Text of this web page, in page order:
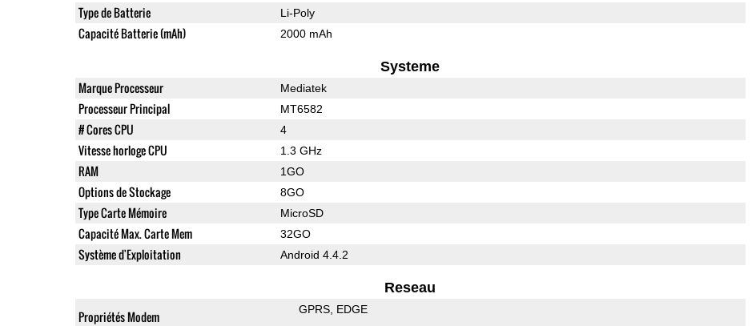
Type de Batterie Li-Poly
Capacité Batterie (mAh) 2000 mAh
Systeme
Marque Processeur Mediatek
Processeur Principal MT6582
# Cores CPU 4
Vitesse horloge CPU 1.3 GHz
RAM 1GO
Options de Stockage 8GO
Type Carte Mémoire MicroSD
Capacité Max. Carte Mem 32GO
Système d'Exploitation Android 4.4.2
Reseau
Propriétés Modem GPRS EDGE